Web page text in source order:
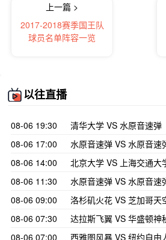
上一篇 >
2017-2018赛季国王队
球员名单阵容一览
以往直播
08-06 19:30
清华大学 VS 水原音速弹
08-06 17:00
水原音速弹 VS 水原音速
08-06 14:00
北京大学 VS 上海交通大
08-06 11:30
水原音速弹 VS 水原音速
08-06 09:00
洛杉矶火花 VS 芝加哥天
08-06 07:30
达拉斯飞翼 VS 华盛顿神
08-06 07:00
西雅图风暴 VS 纽约自由